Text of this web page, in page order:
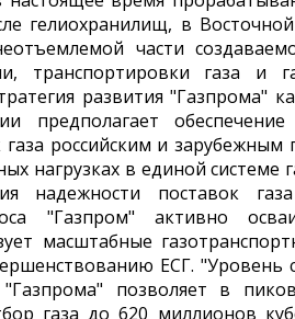
гелиохранилищ, в
части
транспортировки газа и
развития "Газпрома"
предполагает
российским и зарубежным
нагрузках в единой системе
надежности поставок
"Газпром" активно
масштабные
ЕСГ. "Уровень
позволяет в
газа до 620 миллионов